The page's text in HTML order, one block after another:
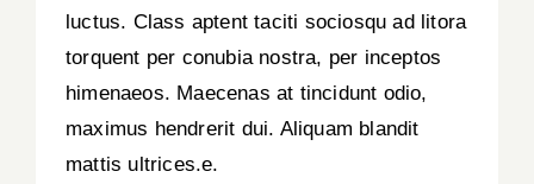
luctus. Class aptent taciti sociosqu ad litora
torquent per conubia nostra, per inceptos
himenaeos. Maecenas at tincidunt odio,
maximus hendrerit dui. Aliquam blandit
mattis ultrices.e.